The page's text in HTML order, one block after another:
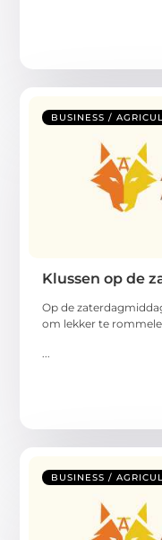
BUSINESS /
Klussen op de
Op de
om lekker te
BUSINESS /